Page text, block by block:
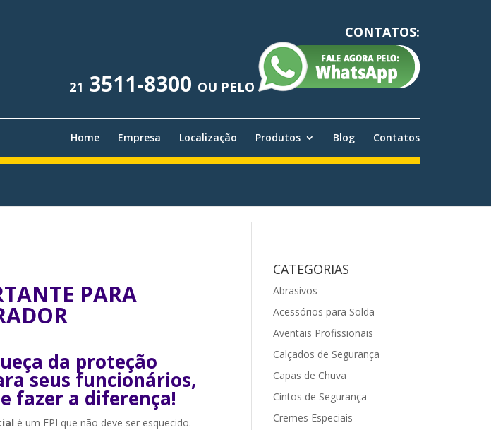
CONTATOS:
21 3511-8300 OU PELO
Home Empresa Localização Produtos Blog Contatos
PARA
da proteção
seus funcionários,
fazer a diferença!
é um EPI que não deve ser esquecido.
CATEGORIAS
Abrasivos
Acessórios para Solda
Aventais Profissionais
Calçados de Segurança
Capas de Chuva
Cintos de Segurança
Cremes Especiais